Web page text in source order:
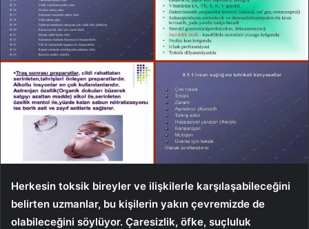
Herkesin toksik bireyler ve ilişkilerle karşılaşabileceğini
belirten uzmanlar, bu kişilerin yakın çevremizde de
olabileceğini söylüyor. Çaresizlik, öfke, suçluluk